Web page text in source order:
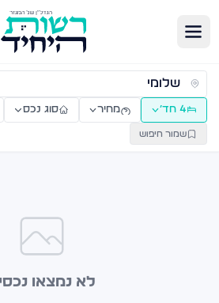
דירות למכירה ולהשכרה —
4 חד׳ מחיר סוג נכס
שמור חיפוש
לא נמצאו